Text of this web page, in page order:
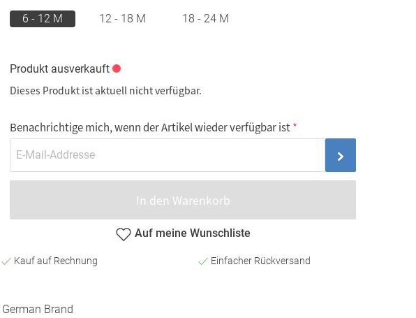
6 - 12 M 12 - 18 M 18 - 24 M
Produkt ausverkauft
Dieses Produkt ist aktuell nicht verfügbar.
Benachrichtige mich, wenn der Artikel wieder verfügbar ist
In den Warenkorb
Auf meine Wunschliste
Kauf auf Rechnung Einfacher Rückversand
Brand